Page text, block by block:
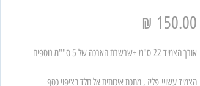
אורך הצמיד 22 ס"מ +שרשרת הארכה של 5 ס""מ נוספים
הצמיד עשויי פליז , מתכת איכותית אל חלד בציפוי כסף